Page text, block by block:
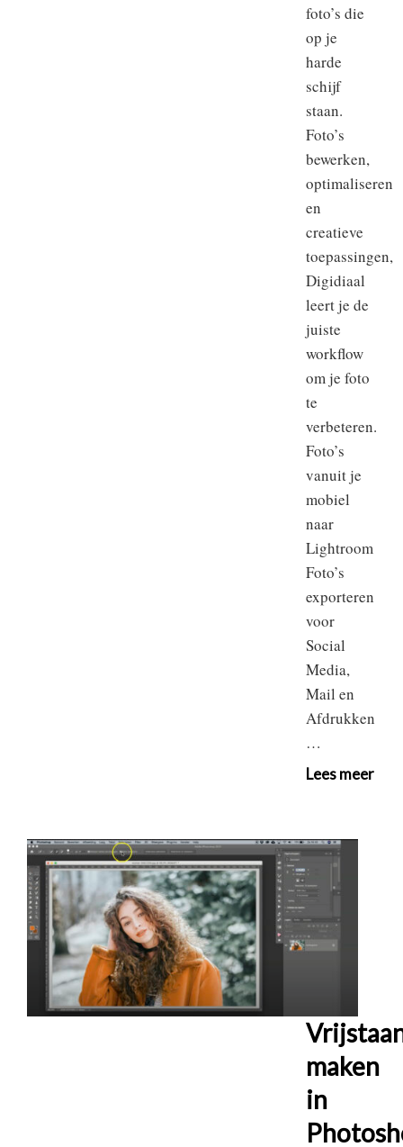
foto’s die
op je
harde
schijf
staan.
Foto’s
bewerken,
optimaliseren
en
creatieve
toepassingen,
Digidiaal
leert je de
juiste
workflow
om je foto
te
verbeteren.
Foto’s
vanuit je
mobiel
naar
Lightroom
Foto’s
exporteren
voor
Social
Media,
Mail en
Afdrukken
…
Lees meer
maken
in